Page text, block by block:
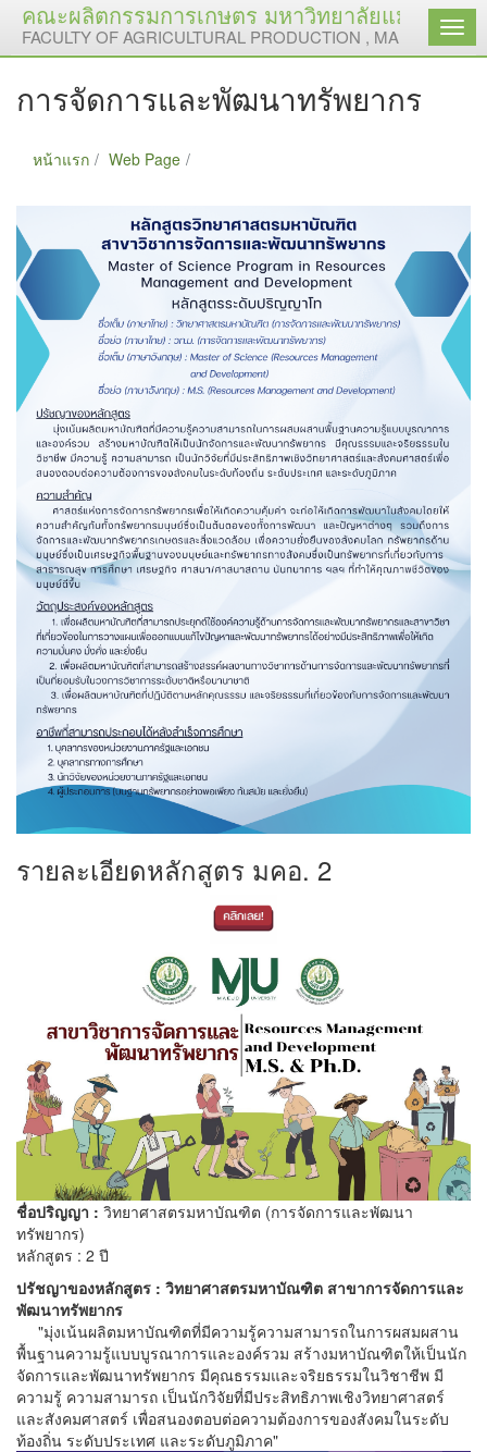
คณะผลิตกรรมการเกษตร มหาวิทยาลัยแม่โจ้
FACULTY OF AGRICULTURAL PRODUCTION , MAEJO เมนู
การจัดการและพัฒนาทรัพยากร
หน้าแรก Web Page
รายละเอียดหลักสูตร มคอ. 2
ชื่อปริญญา : วิทยาศาสตรมหาบัณฑิต (การจัดการและพัฒนา
ทรัพยากร)
หลักสูตร : 2 ปี
ปรัชญาของหลักสูตร : วิทยาศาสตรมหาบัณฑิต สาขาการจัดการและ
พัฒนาทรัพยากร
"มุ่งเน้นผลิตมหาบัณฑิตที่มีความรู้ความสามารถในการผสมผสาน
พื้นฐานความรู้แบบบูรณาการและองค์รวม สร้างมหาบัณฑิตให้เป็นนัก
จัดการและพัฒนาทรัพยากร มีคุณธรรมและจริยธรรมในวิชาชีพ มี
ความรู้ ความสามารถ เป็นนักวิจัยที่มีประสิทธิภาพเชิงวิทยาศาสตร์
และสังคมศาสตร์ เพื่อสนองตอบต่อความต้องการของสังคมในระดับ
ท้องถิ่น ระดับประเทศ และระดับภูมิภาค"